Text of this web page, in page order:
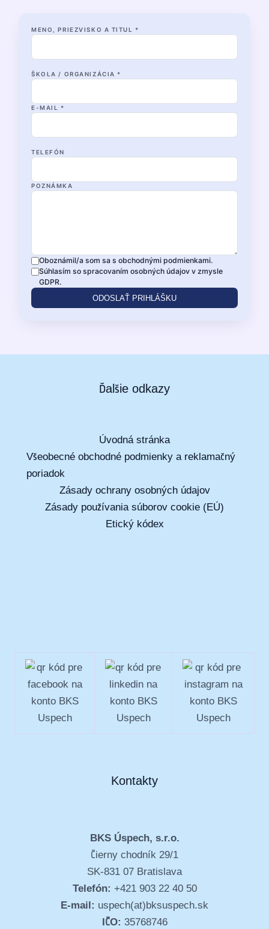
MENO, PRIEZVISKO A TITUL *
ŠKOLA / ORGANIZÁCIA *
E-MAIL *
TELEFÓN
POZNÁMKA
Oboznámil/a som sa s obchodnými podmienkami.
Súhlasím so spracovaním osobných údajov v zmysle
GDPR.
ODOSLAŤ PRIHLÁŠKU
Ďalšie odkazy
Úvodná stránka
Všeobecné obchodné podmienky a reklamačný
poriadok
Zásady ochrany osobných údajov
Zásady používania súborov cookie (EÚ)
Etický kódex
Kontakty
BKS Úspech, s.r.o.
Čierny chodník 29/1
SK-831 07 Bratislava
Telefón: +421 903 22 40 50
E-mail: uspech(at)bksuspech.sk
IČO: 35768746